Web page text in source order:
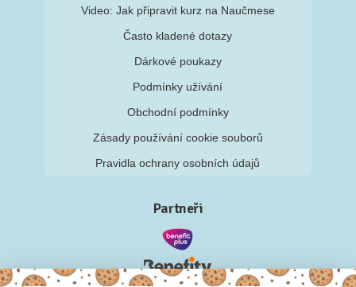
Video: Jak připravit kurz na Naučmese
Často kladené dotazy
Dárkové poukazy
Podmínky užívání
Obchodní podmínky
Zásady používání cookie souborů
Pravidla ochrany osobních údajů
Partneři